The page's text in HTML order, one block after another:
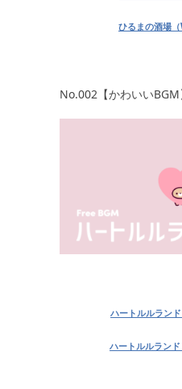
ひるまの酒場（
No.002【かわいい
ハートルルラン
ハートルルラン